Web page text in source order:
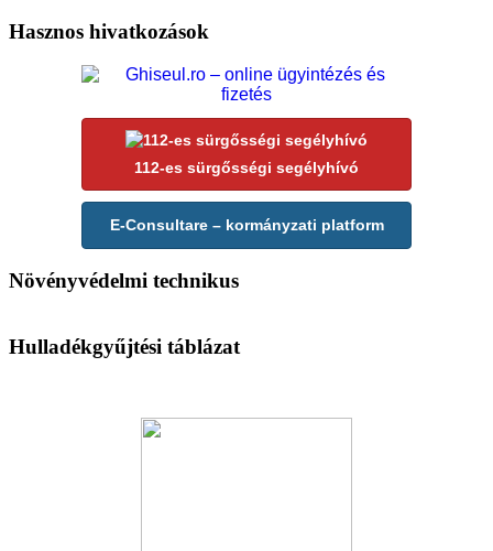
Hasznos hivatkozások
112-es sürgősségi segélyhívó
E-Consultare – kormányzati platform
Növényvédelmi technikus
Hulladékgyűjtési táblázat